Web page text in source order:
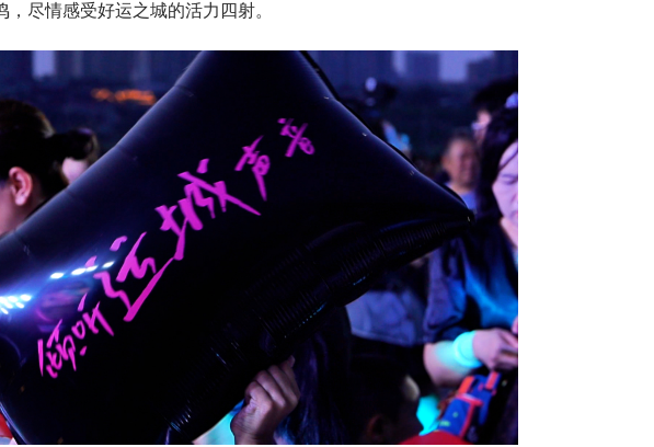
尽情感受好运之城的活力四射。